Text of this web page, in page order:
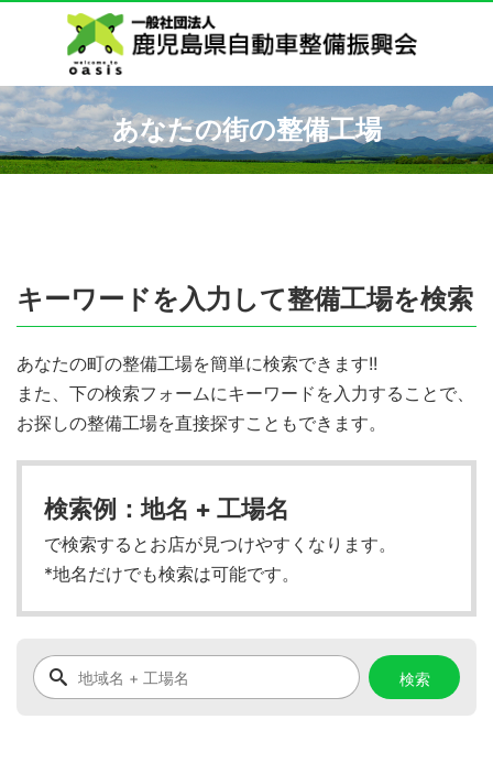
あなたの街の整備工場
キーワードを入力して整備工場を検索
あなたの町の整備工場を簡単に検索できます!!
また、下の検索フォームにキーワードを入力することで、
お探しの整備工場を直接探すこともできます。
検索例：地名 + 工場名
で検索するとお店が見つけやすくなります。
*地名だけでも検索は可能です。